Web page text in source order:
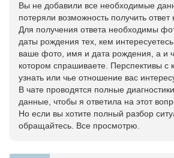
Вы не добавили все необходимые
потеряли возможность получить ответ
Для получения ответа необходимы
даты рождения тех, кем
ваше фото, имя и дата рождения, а и
котором спрашиваете. Перспективы с
узнать или чье отношение вас
В чате проводятся полные
данные, чтобы я ответила на этот
Но если вы хотите полный разбор
обращайтесь. Все просмотрю.